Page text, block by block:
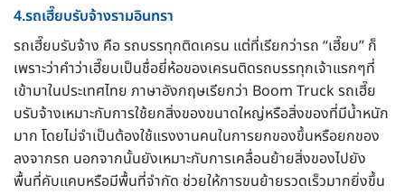
4.รถเฮี๊ยบรับจ้างรามอินทรา
รถเฮี๊ยบรับจ้าง คือ รถบรรทุกติดเครน แต่ที่เรียกว่ารถ “เฮี๊ยบ” ก็
เพราะว่าคำว่าเฮี๊ยบเป็นชื่อยี่ห้อของเครนติดรถบรรทุกเจ้าแรกๆที่
เข้ามาในประเทศไทย ภาษาอังกฤษเรียกว่า Boom Truck รถเฮี๊ย
บรับจ้างเหมาะกับการใช้ยกสิ่งของขนาดใหญ่หรือสิ่งของที่มีน้ำหนัก
มาก โดยไม่จำเป็นต้องใช้แรงงานคนในการยกของขึ้นหรือยกของ
ลงจากรถ นอกจากนั้นยังเหมาะกับการเคลื่อนย้ายสิ่งของไปยัง
พื้นที่คับแคบหรือมีพื้นที่จำกัด ช่วยให้การขนย้ายรวดเร็วมากยิ่งขึ้น